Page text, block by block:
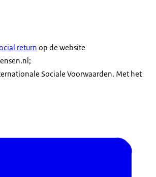
return op de website
Sociale Voorwaarden. Met het